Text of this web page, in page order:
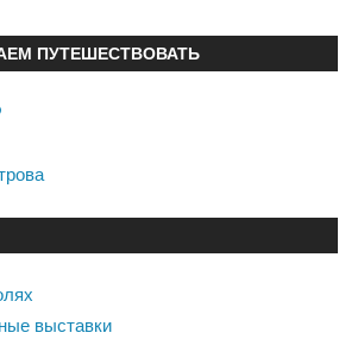
ПУТЕШЕСТВОВАТЬ
выставки